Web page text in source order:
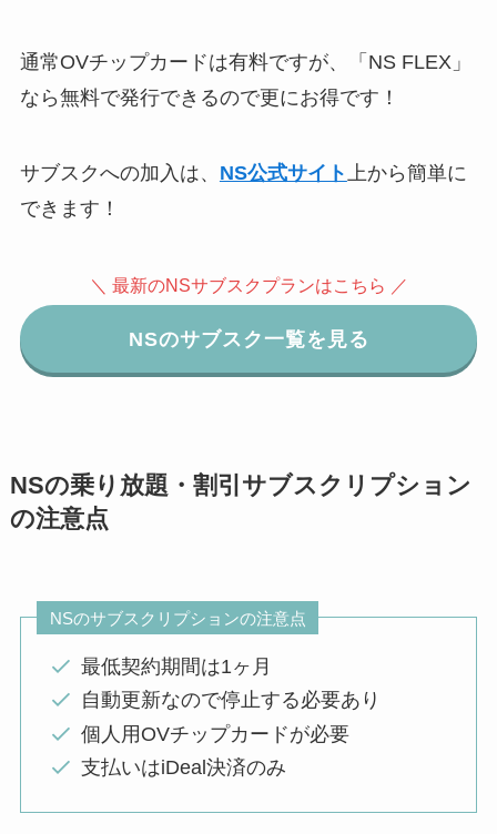
通常OVチップカードは有料ですが、「NS FLEX」
なら無料で発行できるので更にお得です！
サブスクへの加入は、 NS公式サイト 上から簡単に
できます！
＼ 最新のNSサブスクプランはこちら ／
NSのサブスク一覧を見る
NSの乗り放題・割引サブスクリプション
の注意点
NSのサブスクリプションの注意点
最低契約期間は1ヶ月
自動更新なので停止する必要あり
個人用OVチップカードが必要
支払いはiDeal決済のみ